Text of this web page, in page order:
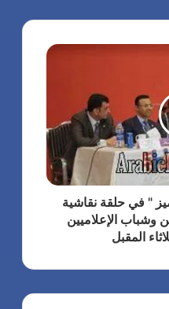
" في حلقة نقاشية
وشباب الإعلاميين
المقبل